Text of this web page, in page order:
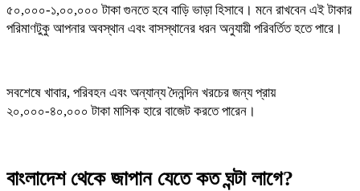
৫০,০০০-১,০০,০০০ টাকা গুনতে হবে বাড়ি ভাড়া হিসাবে। মনে রাখবেন এই টাকার
পরিমাণটুকু আপনার অবস্থান এবং বাসস্থানের ধরন অনুযায়ী পরিবর্তিত হতে পারে।
সবশেষে খাবার, পরিবহন এবং অন্যান্য দৈনন্দিন খরচের জন্য প্রায়
২০,০০০-৪০,০০০ টাকা মাসিক হারে বাজেট করতে পারেন।
বাংলাদেশ থেকে জাপান যেতে কত ঘন্টা লাগে?